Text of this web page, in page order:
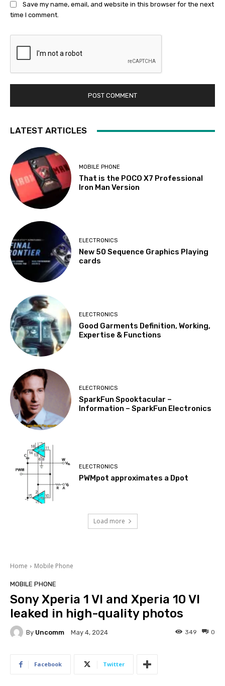
Save my name, email, and website in this browser for the next
time I comment.
LATEST ARTICLES
MOBILE PHONE
That is the POCO X7 Professional
Iron Man Version
ELECTRONICS
New 50 Sequence Graphics Playing
cards
ELECTRONICS
Good Garments Definition, Working,
Expertise & Functions
ELECTRONICS
SparkFun Spooktacular –
Information – SparkFun Electronics
ELECTRONICS
PWMpot approximates a Dpot
Load more